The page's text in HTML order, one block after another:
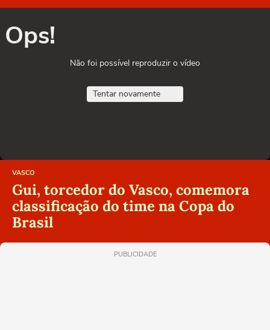
Ops!
Não foi possível reproduzir o vídeo
Tentar novamente
VASCO
Gui, torcedor do Vasco, comemora
classificação do time na Copa do
Brasil
PUBLICIDADE